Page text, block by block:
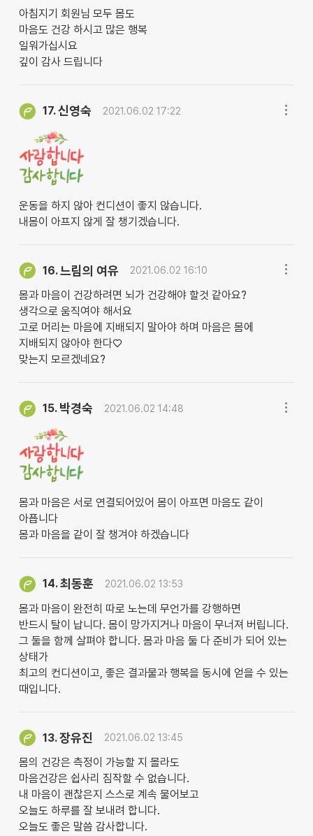
아침지기 회원님 모두 몸도
마음도 건강 하시고 많은 행복
일워가십시요
깊이 감사 드립니다
17.신영숙 2021.06.02 17:22
운동을 하지 않아 컨디션이 좋지 않습니다.
내몸이 아프지 않게 잘 챙기겠습니다.
16.느림의 여유 2021.06.02 16:10
몸과 마음이 건강하려면 뇌가 건강해야 할것 같아요?
생각으로 움직여야 해서요
고로 머리는 마음에 지배되지 말아야 하며 마음은 몸에
지배되지 않아야 한다♡
맞는지 모르겠네요?
15. 박경숙 2021.06.02 14:48
몸과 마음은 서로 연결되어있어 몸이 아프면 마음도 같이
아픕니다
몸과 마음을 같이 잘 챙겨야 하겠습니다
14.최동훈 2021.06.02 13:53
몸과 마음이 완전히 따로 노는데 무언가를 강행하면
반드시 탈이 납니다. 몸이 망가지거나 마음이 무너져 버립니다.
그 둘을 함께 살펴야 합니다. 몸과 마음 둘 다 준비가 되어 있는
상태가
최고의 컨디션이고, 좋은 결과물과 행복을 동시에 얻을 수 있는
때입니다.
13.장유진 2021.06.02 13:45
몸의 건강은 측정이 가능할 지 몰라도
마음건강은 쉽사리 짐작할 수 없습니다.
내 마음이 괜찮은지 스스로 계속 물어보고
오늘도 하루를 잘 보내려 합니다.
오늘도 좋은 말씀 감사합니다.